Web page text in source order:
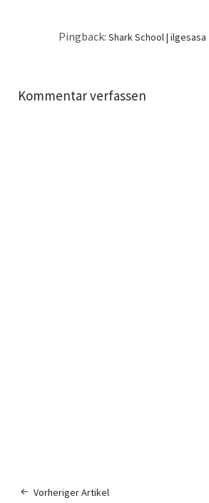
Pingback: Shark School | ilgesasa
Kommentar verfassen
Vorheriger Artikel